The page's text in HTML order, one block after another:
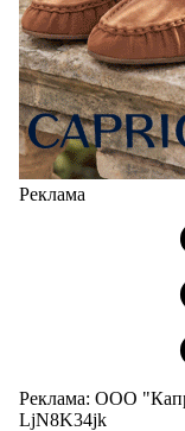
Реклама
Реклама: ООО
LjN8K34jk